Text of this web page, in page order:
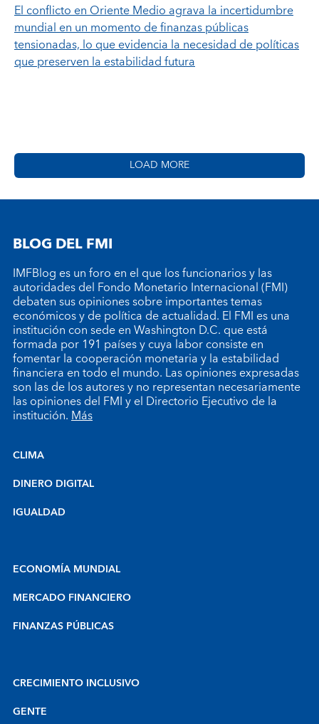
El conflicto en Oriente Medio agrava la incertidumbre
mundial en un momento de finanzas públicas
tensionadas, lo que evidencia la necesidad de políticas
que preserven la estabilidad futura
LOAD MORE
BLOG DEL FMI
IMFBlog es un foro en el que los funcionarios y las
autoridades del Fondo Monetario Internacional (FMI)
debaten sus opiniones sobre importantes temas
económicos y de política de actualidad. El FMI es una
institución con sede en Washington D.C. que está
formada por 191 países y cuya labor consiste en
fomentar la cooperación monetaria y la estabilidad
financiera en todo el mundo. Las opiniones expresadas
son las de los autores y no representan necesariamente
las opiniones del FMI y el Directorio Ejecutivo de la
institución.Más
CLIMA
DINERO DIGITAL
IGUALDAD
ECONOMÍA MUNDIAL
MERCADO FINANCIERO
FINANZAS PÚBLICAS
CRECIMIENTO INCLUSIVO
GENTE